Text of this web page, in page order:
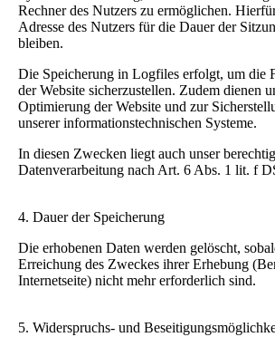
Rechner des Nutzers zu ermöglichen.
Adresse des Nutzers für die Dauer der
bleiben.
Die Speicherung in Logfiles erfolgt, um die
der Website sicherzustellen. Zudem dienen
Optimierung der Website und zur
unserer informationstechnischen Systeme.
In diesen Zwecken liegt auch unser
Datenverarbeitung nach Art. 6 Abs. 1 lit. f
4. Dauer der Speicherung
Die erhobenen Daten werden gelöscht,
Erreichung des Zweckes ihrer Erhebung
Internetseite) nicht mehr erforderlich sind.
5. Widerspruchs- und